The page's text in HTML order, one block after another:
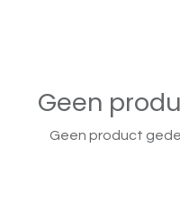
Geen
Geen product